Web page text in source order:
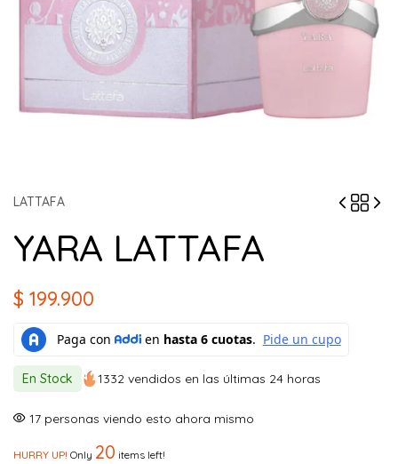
LATTAFA
YARA LATTAFA
$ 199.900
En Stock 1332 vendidos en las últimas 24 horas
17 personas viendo esto ahora mismo
HURRY UP! Only 20 items left!